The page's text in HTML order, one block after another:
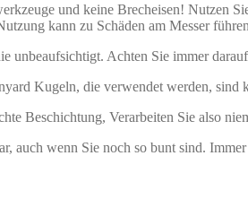
und keine Brecheisen! Nutzen
kann zu Schäden am Messer
unbeaufsichtigt. Achten Sie immer
Kugeln, die verwendet werden,
Beschichtung, Verarbeiten Sie also
auch wenn Sie noch so bunt sind.